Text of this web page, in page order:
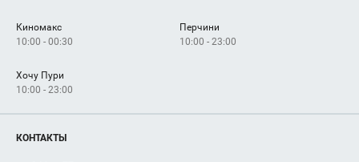
Киномакс
10:00 - 00:30
Перчини
10:00 - 23:00
Хочу Пури
10:00 - 23:00
КОНТАКТЫ